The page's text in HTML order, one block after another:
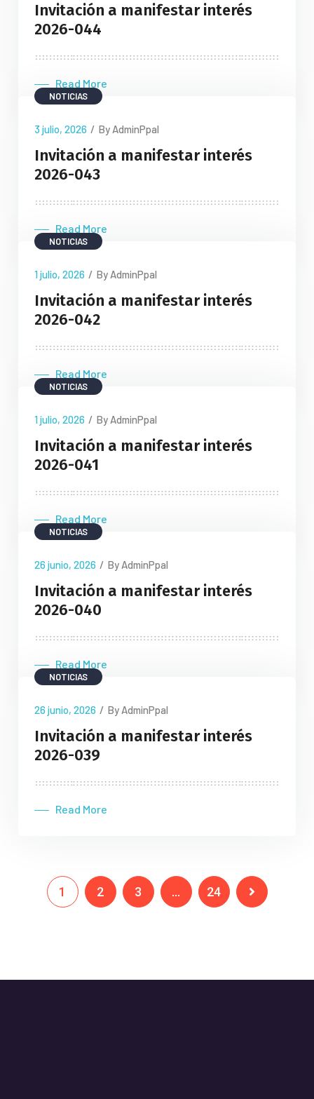
Invitación a manifestar interés
2026-044
Read More
NOTICIAS
3 julio, 2026 / By AdminPpal
Invitación a manifestar interés
2026-043
Read More
NOTICIAS
1 julio, 2026 / By AdminPpal
Invitación a manifestar interés
2026-042
Read More
NOTICIAS
1 julio, 2026 / By AdminPpal
Invitación a manifestar interés
2026-041
Read More
NOTICIAS
26 junio, 2026 / By AdminPpal
Invitación a manifestar interés
2026-040
Read More
NOTICIAS
26 junio, 2026 / By AdminPpal
Invitación a manifestar interés
2026-039
Read More
1 2 3 … 24